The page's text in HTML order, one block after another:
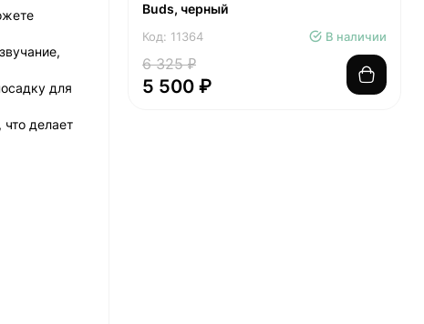
для
делает
Buds, черный
Код: 11364 В наличии
6 325 ₽
5 500 ₽